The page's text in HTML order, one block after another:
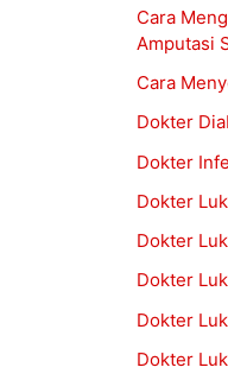
Cara
Amputasi
Cara
Dokter
Dokter
Dokter
Dokter
Dokter
Dokter
Dokter